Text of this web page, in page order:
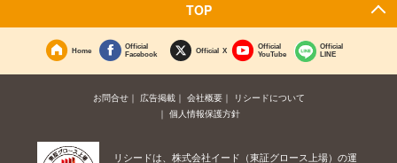
TOP
Home
Official
Facebook
Official X
Official
YouTube
Official
LINE
お問合せ 広告掲載 会社概要
リシードについて
個人情報保護方針
リシードは、株式会社イード（東証グロース上場）の運